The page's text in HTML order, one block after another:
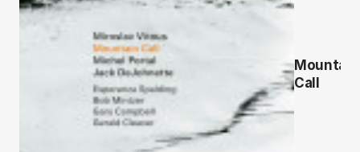
Mountain
Call